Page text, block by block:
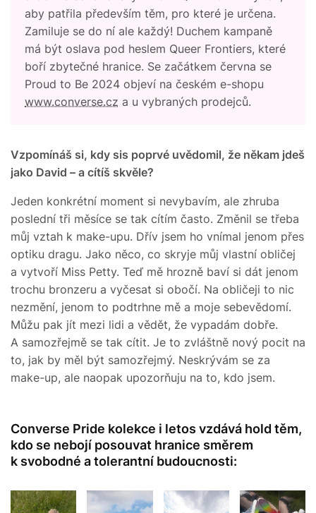
aby patřila především těm, pro které je určena.
Zamiluje se do ní ale každý! Duchem kampaně
má být oslava pod heslem Queer Frontiers, které
boří zbytečné hranice. Se začátkem června se
Proud to Be 2024 objeví na českém e-shopu
www.converse.cz a u vybraných prodejců.
Vzpomínáš si, kdy sis poprvé uvědomil, že někam jdeš
jako David – a cítíš skvěle?
Jeden konkrétní moment si nevybavím, ale zhruba
poslední tři měsíce se tak cítím často. Změnil se třeba
můj vztah k make-upu. Dřív jsem ho vnímal jenom přes
optiku dragu. Jako něco, co skryje můj vlastní obličej
a vytvoří Miss Petty. Teď mě hrozně baví si dát jenom
trochu bronzeru a vyčesat si obočí. Na obličeji to nic
nezmění, jenom to podtrhne mě a moje sebevědomí.
Můžu pak jít mezi lidi a vědět, že vypadám dobře.
A samozřejmě se tak cítit. Je to zvláštně nový pocit na
to, jak by měl být samozřejmý. Neskrývám se za
make-up, ale naopak upozorňuju na to, kdo jsem.
Converse Pride kolekce i letos vzdává hold těm,
kdo se nebojí posouvat hranice směrem
k svobodné a tolerantní budoucnosti: